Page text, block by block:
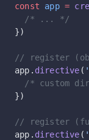
const app =
  /* ... */
})
// register
app. directive (
/* custom
})
// register
app. directive (